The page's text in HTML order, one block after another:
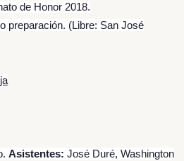
de Honor 2018.
preparación. (Libre: San José
Asistentes: José Duré, Washington